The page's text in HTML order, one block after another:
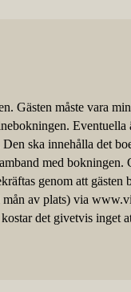
Gästen måste vara
Eventuella
ska innehålla det
med bokningen.
genom att gästen
av plats) via
det givetvis inget